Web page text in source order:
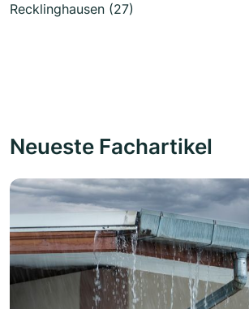
Recklinghausen (27)
Neueste Fachartikel